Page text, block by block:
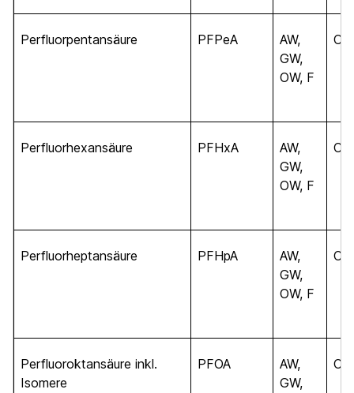
Perfluorpentansäure PFPeA
AW,
GW,
OW, F
C
Perfluorhexansäure PFHxA
AW,
GW,
OW, F
C
Perfluorheptansäure PFHpA
AW,
GW,
OW, F
C
Perfluoroktansäure inkl.
Isomere
PFOA
AW,
GW,
C